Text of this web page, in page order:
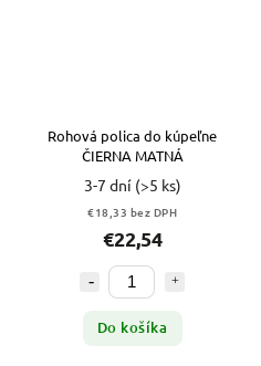
Rohová polica do kúpeľne
ČIERNA MATNÁ
3-7 dní (>5 ks)
€18,33 bez DPH
€22,54
Do košíka